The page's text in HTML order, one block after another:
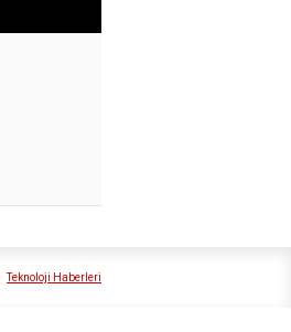
Teknoloji Haberleri